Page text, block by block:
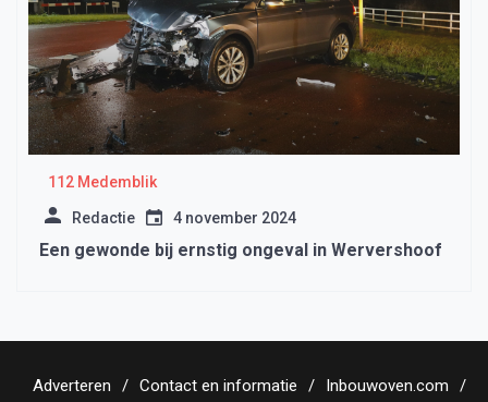
112 Medemblik
Redactie 4 november 2024
Een gewonde bij ernstig ongeval in Wervershoof
Adverteren Contact en informatie Inbouwoven.com